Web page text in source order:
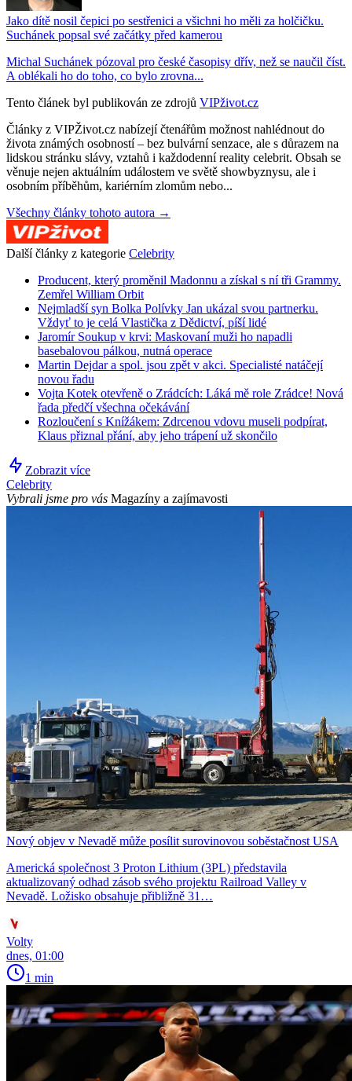
Jako dítě nosil čepici po sestřenici a všichni ho měli za holčičku.
Suchánek popsal své začátky před kamerou
Michal Suchánek pózoval pro české časopisy dřív, než se naučil číst.
A oblékali ho do toho, co bylo zrovna...
Tento článek byl publikován ze zdrojů VIPživot.cz
Články z VIPŽivot.cz nabízejí čtenářům možnost nahlédnout do
života známých osobností – bez bulvární senzace, ale s důrazem na
lidskou stránku slávy, vztahů i každodenní reality celebrit. Obsah se
věnuje nejen aktuálním událostem ve světě showbyznysu, ale i
osobním příběhům, kariérním zlomům nebo...
Všechny články tohoto autora →
Další články z kategorie Celebrity
Producent, který proměnil Madonnu a získal s ní tři Grammy.
Zemřel William Orbit
Nejmladší syn Bolka Polívky Jan ukázal svou partnerku.
Vždyť to je celá Vlastička z Dědictví, píší lidé
Jaromír Soukup v krvi: Maskovaní muži ho napadli
basebalovou pálkou, nutná operace
Martin Dejdar a spol. jsou zpět v akci. Specialisté natáčejí
novou řadu
Vojta Kotek otevřeně o Zrádcích: Láká mě role Zrádce! Nová
řada předčí všechna očekávání
Rozloučení s Knížákem: Zdrcenou vdovu museli podpírat,
Klaus přiznal přání, aby jeho trápení už skončilo
Zobrazit více
Celebrity
Vybrali jsme pro vás Magazíny a zajímavosti
Nový objev v Nevadě může posílit surovinovou soběstačnost USA
Americká společnost 3 Proton Lithium (3PL) představila
aktualizovaný odhad zásob svého projektu Railroad Valley v
Nevadě. Ložisko obsahuje přibližně 31…
Volty
dnes, 01:00
1 min